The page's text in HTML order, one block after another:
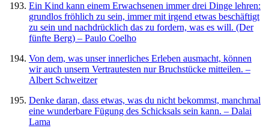
Ein Kind kann einem Erwachsenen immer drei Dinge lehren:
grundlos fröhlich zu sein, immer mit irgend etwas beschäftigt
zu sein und nachdrücklich das zu fordern, was es will. (Der
fünfte Berg) – Paulo Coelho
Von dem, was unser innerliches Erleben ausmacht, können
wir auch unsern Vertrautesten nur Bruchstücke mitteilen. –
Albert Schweitzer
Denke daran, dass etwas, was du nicht bekommst, manchmal
eine wunderbare Fügung des Schicksals sein kann. – Dalai
Lama